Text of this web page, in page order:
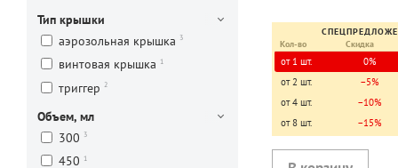
Тип крышки
аэрозольная крышка 3
винтовая крышка 1
триггер 2
Объем, мл
300 3
450 1
Кол-во
Скидка
от 1 шт. 0%
от 2 шт.
−5%
от 4 шт.
−10%
от 8 шт.
−15%